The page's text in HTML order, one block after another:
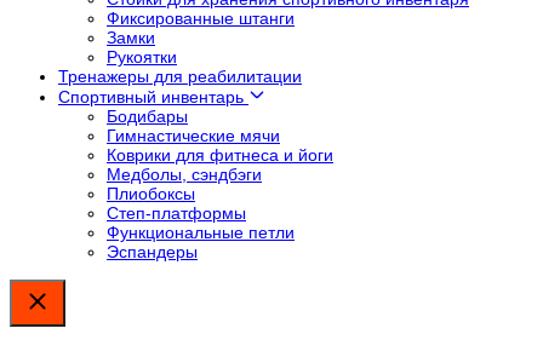
Фиксированные штанги
Замки
Рукоятки
Тренажеры для реабилитации
Спортивный инвентарь
Бодибары
Гимнастические мячи
Коврики для фитнеса и йоги
Медболы, сэндбэги
Плиобоксы
Степ-платформы
Функциональные петли
Эспандеры